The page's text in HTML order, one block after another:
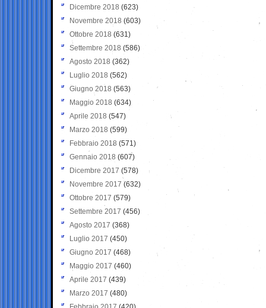
Dicembre 2018 (623)
Novembre 2018 (603)
Ottobre 2018 (631)
Settembre 2018 (586)
Agosto 2018 (362)
Luglio 2018 (562)
Giugno 2018 (563)
Maggio 2018 (634)
Aprile 2018 (547)
Marzo 2018 (599)
Febbraio 2018 (571)
Gennaio 2018 (607)
Dicembre 2017 (578)
Novembre 2017 (632)
Ottobre 2017 (579)
Settembre 2017 (456)
Agosto 2017 (368)
Luglio 2017 (450)
Giugno 2017 (468)
Maggio 2017 (460)
Aprile 2017 (439)
Marzo 2017 (480)